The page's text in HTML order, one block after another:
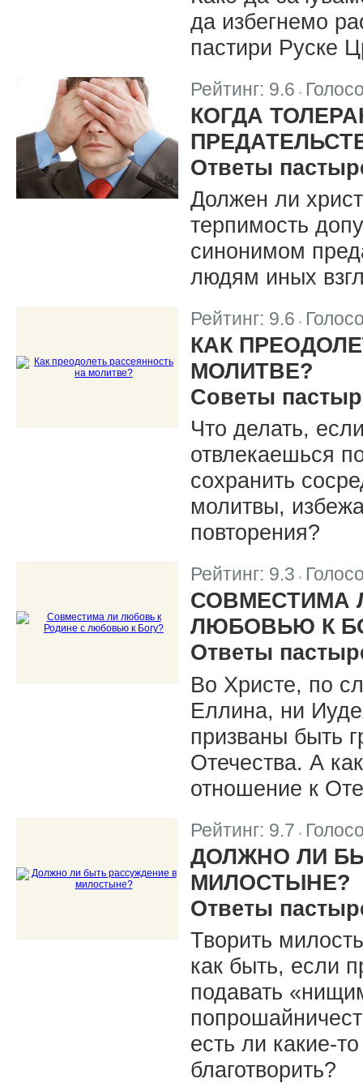
да избегнемо
пастири Руске
Рейтинг: 9.6
КОГДА
Ответы
Должен ли
терпимость
синонимом
людям иных
Рейтинг: 9.6
КАК
МОЛИТВЕ?
Советы
Что делать,
отвлекаешься
сохранить
молитвы,
повторения?
Рейтинг: 9.3
СОВМЕСТИМА
ЛЮБОВЬЮ К
Ответы
Во Христе, по
Еллина, ни
призваны быть
Отечества. А
отношение к
Рейтинг: 9.7 |
ДОЛЖНО ЛИ
МИЛОСТЫНЕ?
Ответы
Творить
как быть, если
подавать
есть ли какие-
благотворить?